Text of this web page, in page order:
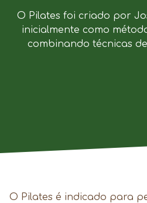
O Pilates foi criado por
inicialmente como
combinando técnicas
O Pilates é indicado para